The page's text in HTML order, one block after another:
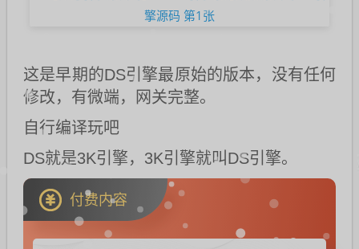
这是早期的DS引擎最原始的版本，没有任何
修改，有微端，网关完整。
自行编译玩吧
DS就是3K引擎，3K引擎就叫DS引擎。
付费内容